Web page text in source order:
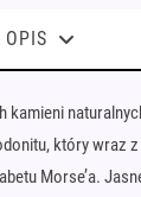
OPIS
kamieni
który wraz
Morse’a.